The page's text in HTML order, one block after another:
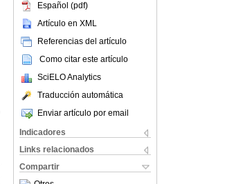
Español (pdf)
Artículo en XML
Referencias del artículo
Como citar este artículo
SciELO Analytics
Traducción automática
Enviar artículo por email
Indicadores
Links relacionados
Compartir